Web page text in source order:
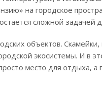
на городское
сложной задачей
объектов.
экосистемы. И в
место для отдыха, а